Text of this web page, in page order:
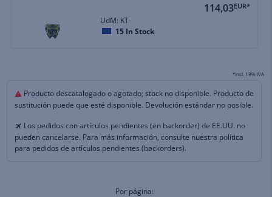
114,03EUR*
UdM: KT
15 In Stock
*incl. 19% IVA
Producto descatalogado o agotado; stock no disponible. Producto de
sustitución puede que esté disponible. Devolución estándar no posible.
Los pedidos con artículos pendientes (en backorder) de EE.UU. no
pueden cancelarse. Para más información, consulte nuestra política
para pedidos de artículos pendientes (backorders).
Por página: